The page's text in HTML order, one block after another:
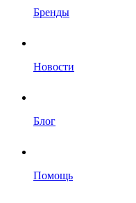
Бренды
Новости
Блог
Помощь